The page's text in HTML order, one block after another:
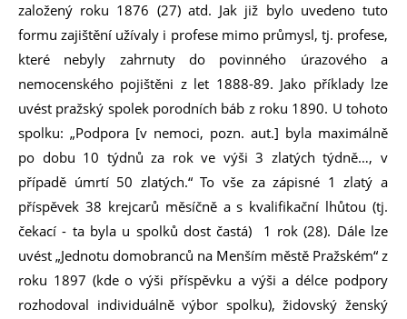
založený roku 1876 (27) atd. Jak již bylo uvedeno tuto
formu zajištění užívaly i profese mimo průmysl, tj. profese,
které nebyly zahrnuty do povinného úrazového a
nemocenského pojištěni z let 1888-89. Jako příklady lze
uvést pražský spolek porodních báb z roku 1890. U tohoto
spolku: „Podpora [v nemoci, pozn. aut.] byla maximálně
po dobu 10 týdnů za rok ve výši 3 zlatých týdně…, v
případě úmrtí 50 zlatých.“ To vše za zápisné 1 zlatý a
příspěvek 38 krejcarů měsíčně a s kvalifikační lhůtou (tj.
čekací - ta byla u spolků dost častá) 1 rok (28). Dále lze
uvést „Jednotu domobranců na Menším městě Pražském“ z
roku 1897 (kde o výši příspěvku a výši a délce podpory
rozhodoval individuálně výbor spolku), židovský ženský